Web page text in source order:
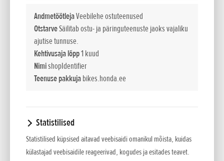
AndmetöötlejaVeebilehe ostuteenused
OtstarveSäilitab ostu- ja päringuteenuste jaoks vajaliku
ajutise tunnuse.
Kehtivusaja lõpp1 kuud
NimishopIdentifier
Teenuse pakkujabikes.honda.ee
Statistilised
Statistilised küpsised aitavad veebisaidi omanikul mõista, kuidas
külastajad veebisaidile reageerivad, kogudes ja esitades teavet.
võimsust kiiretel pööretel. Silindripea, surveaste,
klapiajastus ja vedrud on üle vaadatud. Väntvõll ja kepsud on
kergemad ning uued ülekandearvud on lühemad.
Kahemootoriline Throttle By Wire muudab juhtimise ja
tunnetuse aeglasematel pööretel täpsemaks ning parandab
vajaduse korral mootorpidurdust. Alumiiniumist teemant-
veojõudu. Spetsifikatsioonid sisaldavad ka RC213V-S-lt pärit
kiiget, kuueteljelist inertsituvastusplokki (IMU),
kolmetasemelist süsteemi Honda Electronic Steering Damper
(HESD), Showa 43 mm Big Piston Fork (BPF) kahvlit,